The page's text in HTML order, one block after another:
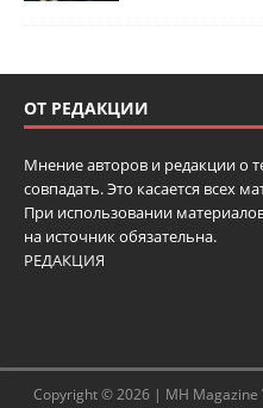
ОТ РЕДАКЦИИ
Мнение авторов и редакции о
совпадать. Это касается всех
При использовании
на источник обязательна.
РЕДАКЦИЯ
Copyright © 2026 | MH Magazine